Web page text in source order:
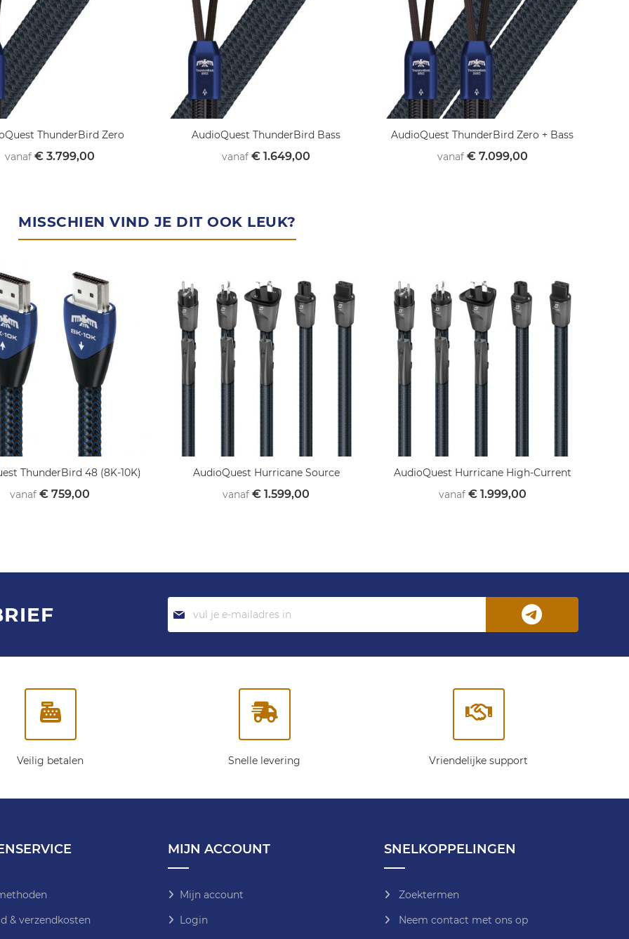
ThunderBird Zero
vanaf € 3.799,00
AudioQuest ThunderBird Bass
vanaf € 1.649,00
AudioQuest ThunderBird Zero + Bass
vanaf € 7.099,00
MISSCHIEN VIND JE DIT OOK LEUK?
ThunderBird 48 (8K-10K)
vanaf € 759,00
AudioQuest Hurricane Source
vanaf € 1.599,00
AudioQuest Hurricane High-Current
vanaf € 1.999,00
je
op
nieuwsbrief:
Veilig betalen Snelle levering Vriendelijke support
& verzendkosten
MIJN ACCOUNT
Mijn account
Login
SNELKOPPELINGEN
Zoektermen
Neem contact met ons op